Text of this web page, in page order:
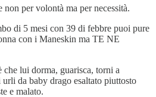
per volontà ma per necessità.
di 5 mesi con 39 di febbre puoi pure
con i Maneskin ma TE NE
che lui dorma, guarisca, torni a
da baby drago esaltato piuttosto
e malato.